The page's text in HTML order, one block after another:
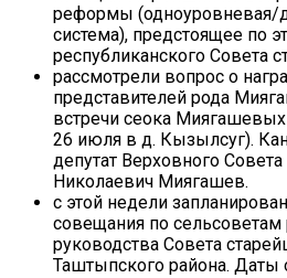
реформы (одноуровневая/
система), предстоящее по
республиканского Совета
рассмотрели вопрос о
представителей рода
встречи сеока
26 июля в д. Кызылсуг).
депутат Верховного
Николаевич Миягашев.
с этой недели
совещания по сельсоветам
руководства Совета
Таштыпского района. Даты